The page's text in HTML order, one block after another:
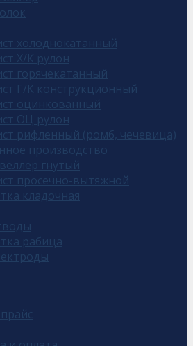
холоднокатанный
Х/К рулон
горячекатанный
Г/К конструкционный
оцинкованный
ОЦ рулон
рифленный (ромб, чечевица)
производство
гнутый
просечно-вытяжной
кладочная
рабица